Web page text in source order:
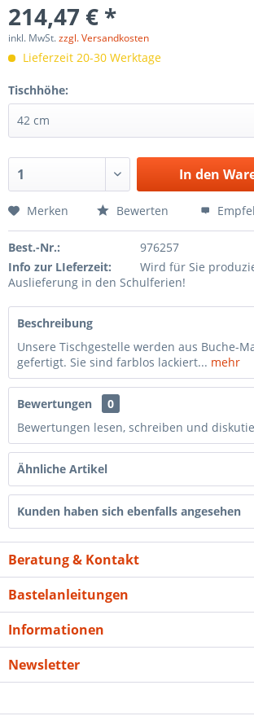
214,47 € *
inkl. MwSt.zzgl. Versandkosten
Lieferzeit 20-30 Werktage
Tischhöhe:
In den
Merken Bewerten
Best.-Nr.:
976257
Info zur LIeferzeit:
Wird für Sie
Auslieferung in den Schulferien!
Beschreibung
Unsere Tischgestelle werden aus Buche-
gefertigt. Sie sind farblos lackiert... mehr
Bewertungen
0
Bewertungen lesen, schreiben und
Ähnliche Artikel
Kunden haben sich ebenfalls angesehen
Beratung & Kontakt
Bastelanleitungen
Informationen
Newsletter